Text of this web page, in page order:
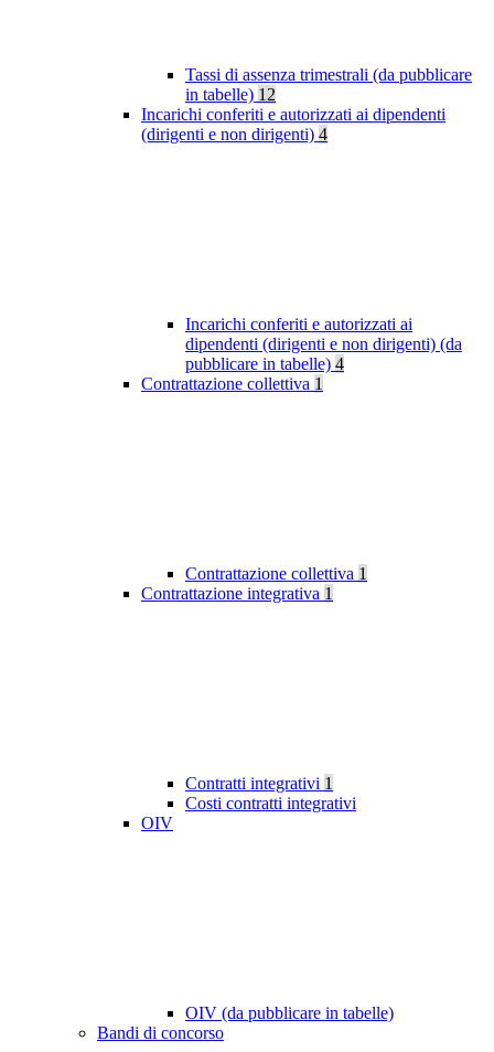
Tassi di assenza trimestrali (da pubblicare
in tabelle) 12
Incarichi conferiti e autorizzati ai dipendenti
(dirigenti e non dirigenti) 4
Incarichi conferiti e autorizzati ai
dipendenti (dirigenti e non dirigenti) (da
pubblicare in tabelle) 4
Contrattazione collettiva 1
Contrattazione collettiva 1
Contrattazione integrativa 1
Contratti integrativi 1
Costi contratti integrativi
OIV
OIV (da pubblicare in tabelle)
Bandi di concorso